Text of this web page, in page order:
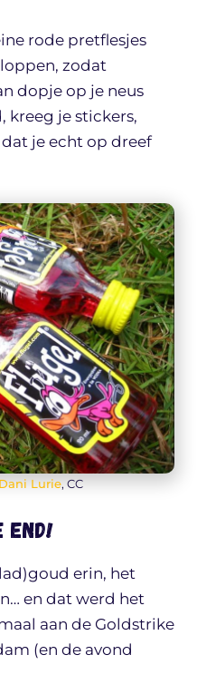
rode pretflesjes
zodat
dopje op je neus
kreeg je stickers,
je echt op dreef
Dani Lurie, CC
erin, het
en dat werd het
aan de Goldstrike
(en de avond